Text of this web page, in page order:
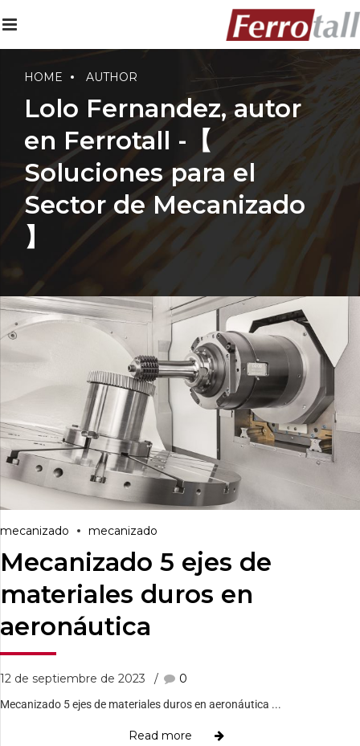
HOME AUTHOR
Lolo Fernandez, autor
en Ferrotall -【
Soluciones para el
Sector de Mecanizado
】
mecanizado mecanizado
Mecanizado 5 ejes de
materiales duros en
aeronáutica
12 de septiembre de 2023 0
Mecanizado 5 ejes de materiales duros en aeronáutica ...
Read more